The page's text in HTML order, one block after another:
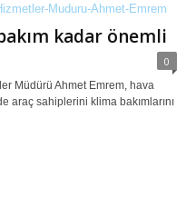
0
Toplantısı’nda Bursa
Satıcısı” ödüllerine layık